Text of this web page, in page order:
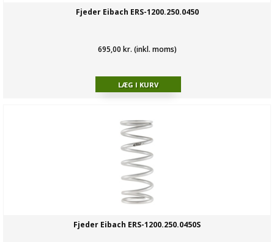
Fjeder Eibach ERS-1200.250.0450
695,00 kr. (inkl. moms)
Fjeder Eibach ERS-1200.250.0450S